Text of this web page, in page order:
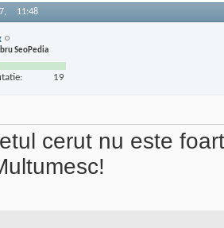
11:48
SeoPedia
19
cerut nu este